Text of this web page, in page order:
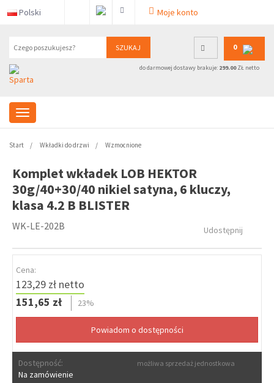
Polski Moje konto
SZUKAJ 0
do darmowej dostawy brakuje: 299.00ZŁ netto
Start Wkładki do drzwi Wzmocnione
Komplet wkładek LOB HEKTOR
30g/40+30/40 nikiel satyna, 6 kluczy,
klasa 4.2 B BLISTER
WK-LE-202B Udostępnij
Cena:
123,29 zł netto
151,65 zł
23%
Dostępność:
Na zamówienie
możliwa sprzedaż jednostkowa